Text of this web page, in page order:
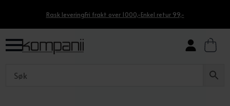
Rask leveringFri frakt over 1000,-Enkel retur 99,-